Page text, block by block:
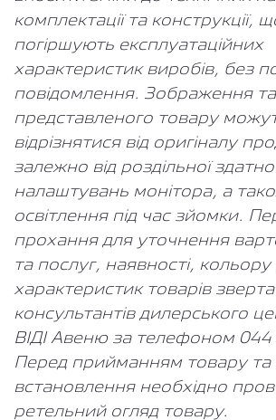
комплектації та конструкції,
погіршують експлуатаційних
характеристик виробів, без
повідомлення. Зображення та
представленого товару
відрізнятися від оригіналу
залежно від роздільної
налаштувань монітора, а
освітлення під час зйомки.
прохання для уточнення
та послуг, наявності, кольору
характеристик товарів
консультантів дилерського
ВІДІ Авеню за телефоном 044
Перед прийманням товару та
встановлення необхідно
ретельний огляд товару.